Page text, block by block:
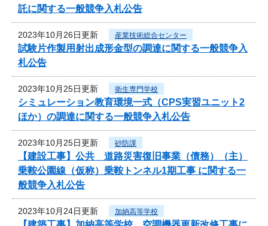
託に関する一般競争入札公告
2023年10月26日更新 産業技術総合センター
試験片作製用射出成形金型の調達に関する一般競争入
札公告
2023年10月25日更新 衛生専門学校
シミュレーション教育環境一式（CPS実習ユニット2
ほか）の調達に関する一般競争入札公告
2023年10月25日更新 砂防課
【建設工事】公共 道路災害復旧事業（債務）（主）
乗鞍公園線（仮称）乗鞍トンネル1期工事 に関する一
般競争入札公告
2023年10月24日更新 加納高等学校